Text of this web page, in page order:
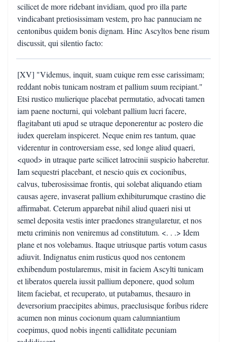
scilicet de more ridebant invidiam, quod pro illa parte
vindicabant pretiosissimam vestem, pro hac pannuciam ne
centonibus quidem bonis dignam. Hinc Ascyltos bene risum
discussit, qui silentio facto:
[XV] "Videmus, inquit, suam cuique rem esse carissimam;
reddant nobis tunicam nostram et pallium suum recipiant."
Etsi rustico mulierique placebat permutatio, advocati tamen
iam paene nocturni, qui volebant pallium lucri facere,
flagitabant uti apud se utraque deponerentur ac postero die
iudex querelam inspiceret. Neque enim res tantum, quae
viderentur in controversiam esse, sed longe aliud quaeri,
<quod> in utraque parte scilicet latrocinii suspicio haberetur.
Iam sequestri placebant, et nescio quis ex cocionibus,
calvus, tuberosissimae frontis, qui solebat aliquando etiam
causas agere, invaserat pallium exhibiturumque crastino die
affirmabat. Ceterum apparebat nihil aliud quaeri nisi ut
semel deposita vestis inter praedones strangularetur, et nos
metu criminis non veniremus ad constitutum. <. . .> Idem
plane et nos volebamus. Itaque utriusque partis votum casus
adiuvit. Indignatus enim rusticus quod nos centonem
exhibendum postularemus, misit in faciem Ascylti tunicam
et liberatos querela iussit pallium deponere, quod solum
litem faciebat, et recuperato, ut putabamus, thesauro in
deversorium praecipites abimus, praeclusisque foribus ridere
acumen non minus cocionum quam calumniantium
coepimus, quod nobis ingenti calliditate pecuniam